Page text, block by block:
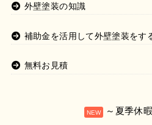
外壁塗装の知識
補助金を活用して外壁塗装をす
無料お見積
～夏季休